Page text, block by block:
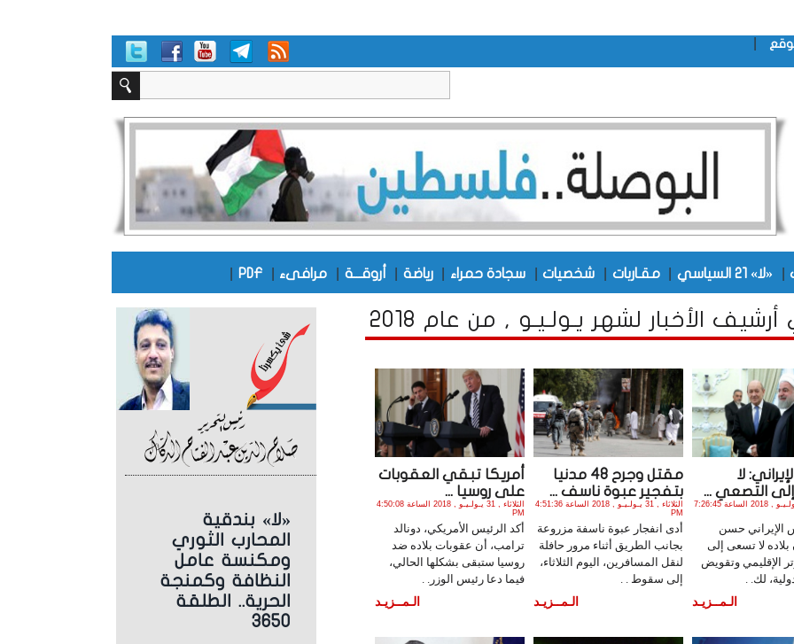
«لا» 21 السياسي مقـاربات شخصيات سجادة حمراء رياضة أروقـــة مرافىء PDF
«لا» بندقية
المحارب الثوري
ومكنسة عامل
النظافة وكمنجة
الحرية.. الطلقة
3650
الأخبار لشهر يـولـيـو , من عام 2018
لا
التصعي ...
الثلاثاء , 31 يـولـيـو , 2018 الساعة 7:26:45
الإيراني حسن
لا تسعى إلى
الإقليمي وتقويض
لك. .
الـمــزيـد
مقتل وجرح 48 مدنيا
بتفجير عبوة ناسف ...
الثلاثاء , 31 يـولـيـو , 2018 الساعة 4:51:36
PM
أدى انفجار عبوة ناسفة مزروعة
بجانب الطريق أثناء مرور حافلة
لنقل المسافرين، اليوم الثلاثاء،
إلى سقوط . .
الـمــزيـد
أمريكا تبقي العقوبات
على روسيا ...
الثلاثاء , 31 يـولـيـو , 2018 الساعة 4:50:08
PM
أكد الرئيس الأمريكي، دونالد
ترامب، أن عقوبات بلاده ضد
روسيا ستبقى بشكلها الحالي،
فيما دعا رئيس الوزر. .
الـمــزيـد